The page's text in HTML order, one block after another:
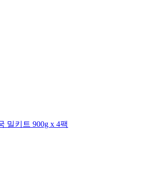
밀키트 900g x 4팩